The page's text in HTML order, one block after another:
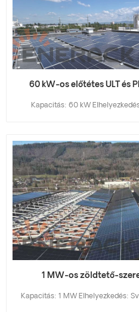
60 kW-os előtétes ULT és
Kapacitás: 60 kW
Hatékonyság behatolás nélkül
az ügyfélnek olyan napelemes
amely a tető épségét és a
Mivel a telepítés egy kiváló
a hagyományos áthatoló
vízszivárgás potenciális
éghajlata olyan szerkezetet
hóterhelésnek télen és a nagy
az ULT-Pro lefoglalt rendszert, egy
amelyet kifejezetten
1 MW-os zöldtető-
Kapacitás: 1 MW Elhelyezkedés: